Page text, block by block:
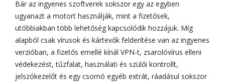
Bár az ingyenes szoftverek sokszor egy az egyben
ugyanazt a motort használják, mint a fizetősek,
utóbbiakban több lehetőség kapcsolódik hozzájuk. Míg
alapból csak vírusok és kártevők felderítése van az ingyenes
verzióban, a fizetős emellé kínál VPN-t, zsarolóvírus elleni
védekezést, tűzfalat, használati és szülői kontrollt,
jelszókezelőt és egy csomó egyéb extrát, ráadásul sokszor